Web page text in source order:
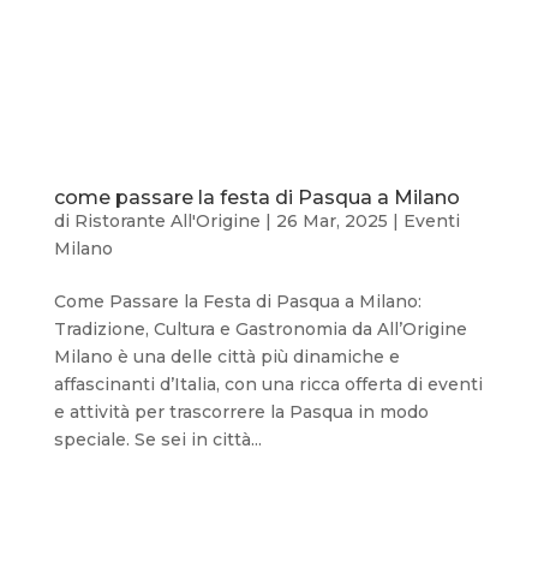
come passare la festa di Pasqua a Milano
di Ristorante All'Origine | 26 Mar, 2025 | Eventi
Milano
Come Passare la Festa di Pasqua a Milano:
Tradizione, Cultura e Gastronomia da All’Origine
Milano è una delle città più dinamiche e
affascinanti d’Italia, con una ricca offerta di eventi
e attività per trascorrere la Pasqua in modo
speciale. Se sei in città...